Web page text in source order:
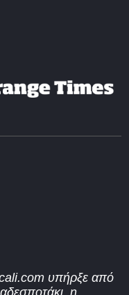
υπήρξε από
η